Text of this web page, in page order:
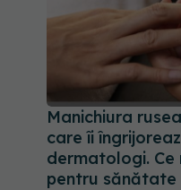
Manichiura
care îi
dermatologi. Ce
pentru sănătate